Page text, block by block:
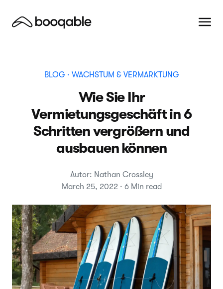
BLOG· WACHSTUM & VERMARKTUNG
Wie Sie Ihr
Vermietungsgeschäft in 6
Schritten vergrößern und
ausbauen können
Autor: Nathan Crossley
March 25, 2022 · 6 Min read